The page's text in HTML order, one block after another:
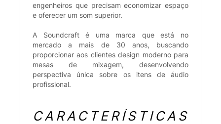
engenheiros que precisam economizar espaço
e oferecer um som superior.
A Soundcraft é uma marca que está no
mercado a mais de 30 anos, buscando
proporcionar aos clientes design moderno para
mesas de mixagem, desenvolvendo
perspectiva única sobre os itens de áudio
profissional.
CARACTERÍSTICAS